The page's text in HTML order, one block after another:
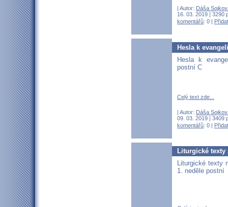
| Autor: Dáša
16. 03. 2019 | 3290
komentářů: 0 |
Hesla k
Hesla k
postní C
Celý text zde...
| Autor: Dáša
09. 03. 2019 | 3409
komentářů: 0 |
Liturgické texty
Liturgické texty
1. neděle postní